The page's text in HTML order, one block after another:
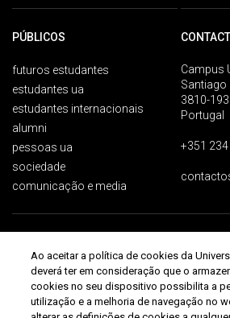
PÚBLICOS
futuros estudantes
estudantes ua
estudantes internacionais
alumni
pessoas ua
sociedade
comunicação e media
Campus
Santiago
3810-
Portugal
+351
Universidade de Aveiro 2026
Ao aceitar a política de cookies da
deverá ter em consideração que o
cookies no seu dispositivo possibilita a
utilização e a melhoria de navegação no